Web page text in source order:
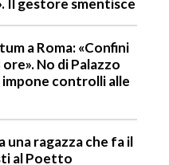
Il gestore smentisce
a Roma: «Confini
No di Palazzo
impone controlli alle
una ragazza che fa il
al Poetto